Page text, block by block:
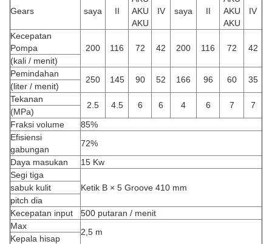
Gears saya II
AKU
AKU
IV saya II
AKU
AKU
IV
Kecepatan
Pompa
200 116 72 42 200 116 72
42
(kali / menit)
Pemindahan
250 145 90 52 166 96 60 35
(liter / menit)
Tekanan
2.5 4.5 6 6 4 6 7 7
(MPa)
Fraksi volume
85%
Efisiensi
gabungan
72%
Daya masukan
15 Kw
Segi tiga
Ketik B × 5 Groove 410 mm
sabuk kulit
pitch dia
Kecepatan input
500 putaran / menit
Max
2,5 m
Kepala hisap